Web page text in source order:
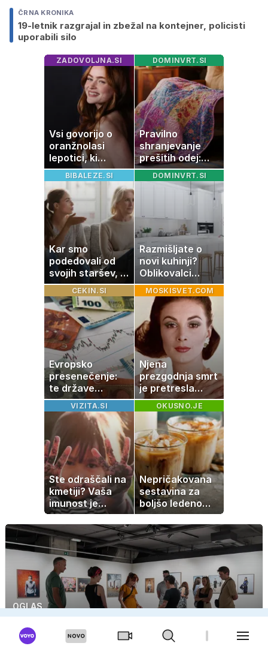
ČRNA KRONIKA
19-letnik razgrajal in zbežal na kontejner, policisti
uporabili silo
ZADOVOLJNA.SI
Vsi govorijo o
oranžnolasi
lepotici, ki
navdušuje s
skrivnostno
vlogo
DOMINVRT.SI
Pravilno
shranjevanje
prešitih odej:
Kako ohraniti
družinsko
BIBALEZE.SI
Kar smo
podedovali od
svojih staršev, ni
nujno naša
usoda
DOMINVRT.SI
Razmišljate o
novi kuhinji?
Oblikovalci
opozarjajo, da te
barve izgubljajo
priljubljenost
CEKIN.SI
Evropsko
presenečenje:
te države
rastejo hitreje
od Nemčije,
nekatere celo
večkrat hitreje
MOSKISVET.COM
Njena
prezgodnja smrt
je pretresla
modni svet: za
slavo se je
skrivala
tragedija
VIZITA.SI
Ste odraščali na
kmetiji? Vaša
imunost je
verjetno
močnejša
OKUSNO.JE
Nepričakovana
sestavina za
boljšo ledeno
kavo, ki jo imate
zagotovo doma
OGLAS
Kam v Ljubljani poleti? Od rimskih ostalin do
sodobne umetnosti in večernih koncertov